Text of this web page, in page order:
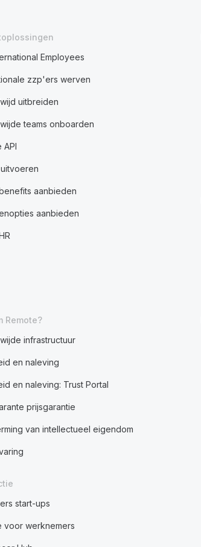
Employees
zzp'ers werven
uitbreiden
teams onboarden
API
aanbieden
aanbieden
Remote?
infrastructuur
en naleving
en naleving: Trust Portal
prijsgarantie
van intellectueel eigendom
start-ups
voor werknemers